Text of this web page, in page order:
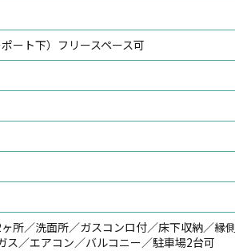
ート下）フリースペース可
所／洗面所／ガスコンロ付／床下収納／縁
ス／エアコン／バルコニー／駐車場2台可